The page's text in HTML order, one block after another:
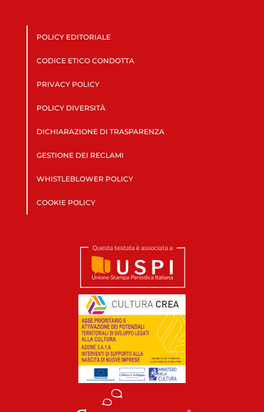
POLICY EDITORIALE
CODICE ETICO CONDOTTA
PRIVACY POLICY
POLICY DIVERSITÀ
DICHIARAZIONE DI TRASPARENZA
GESTIONE DEI RECLAMI
WHISTLEBLOWER POLICY
COOKIE POLICY